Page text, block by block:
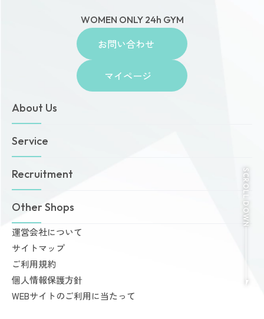
WOMEN ONLY 24h GYM
お問い合わせ
マイページ
About Us
トップページ
お知らせ
ゾネスタイムズ
店舗一覧
無料体験・見学予約
ご予約から無料体験・見学までの流れ
料金案内
入会手続きのご案内
お支払いについて
よくあるご質問
会員様からいただいた声
Service
女性専用24時間ジム
Amazonesのパーソナルトレーニング
Dr.Amazones
AI姿勢診断・改善
Recruitment
採用情報
Other Shops
完全個室PRIVATE GYM Highness
24時間ジム Amazones & Hercules
AMAZONES ONLINE SHOP
運営会社について
サイトマップ
ご利用規約
個人情報保護方針
WEBサイトのご利用に当たって
SCROLL DOWN